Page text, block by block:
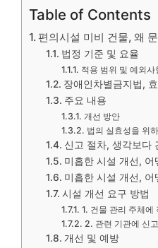
Table of Contents
편의시설 미비 건물, 왜
법정 기준 및 요율
적용 범위 및 예외사
장애인차별금지법,
주요 내용
개선 방안
법의 실효성을 위
신고 절차, 생각보다
미흡한 시설 개선,
미흡한 시설 개선,
시설 개선 요구 방법
1. 건물 관리 주체에
2. 관련 기관에 신고
개선 및 예방